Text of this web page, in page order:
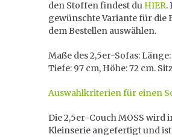
den Stoffen findest du HIER.
gewünschte Variante für die
dem Bestellen auswählen.
Maße des 2,5er-Sofas: Länge:
Tiefe: 97 cm, Höhe: 72 cm.
Auswahlkriterien für einen
Die 2,5er-Couch MOSS wird
Kleinserie angefertigt und